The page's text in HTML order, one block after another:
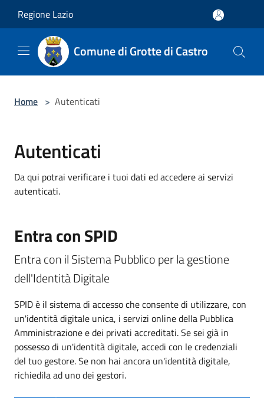
Regione Lazio
Comune di Grotte di Castro
Home > Autenticati
Autenticati
Da qui potrai verificare i tuoi dati ed accedere ai servizi
autenticati.
Entra con SPID
Entra con il Sistema Pubblico per la gestione
dell'Identità Digitale
SPID è il sistema di accesso che consente di utilizzare, con
un'identità digitale unica, i servizi online della Pubblica
Amministrazione e dei privati accreditati. Se sei già in
possesso di un'identità digitale, accedi con le credenziali
del tuo gestore. Se non hai ancora un'identità digitale,
richiedila ad uno dei gestori.